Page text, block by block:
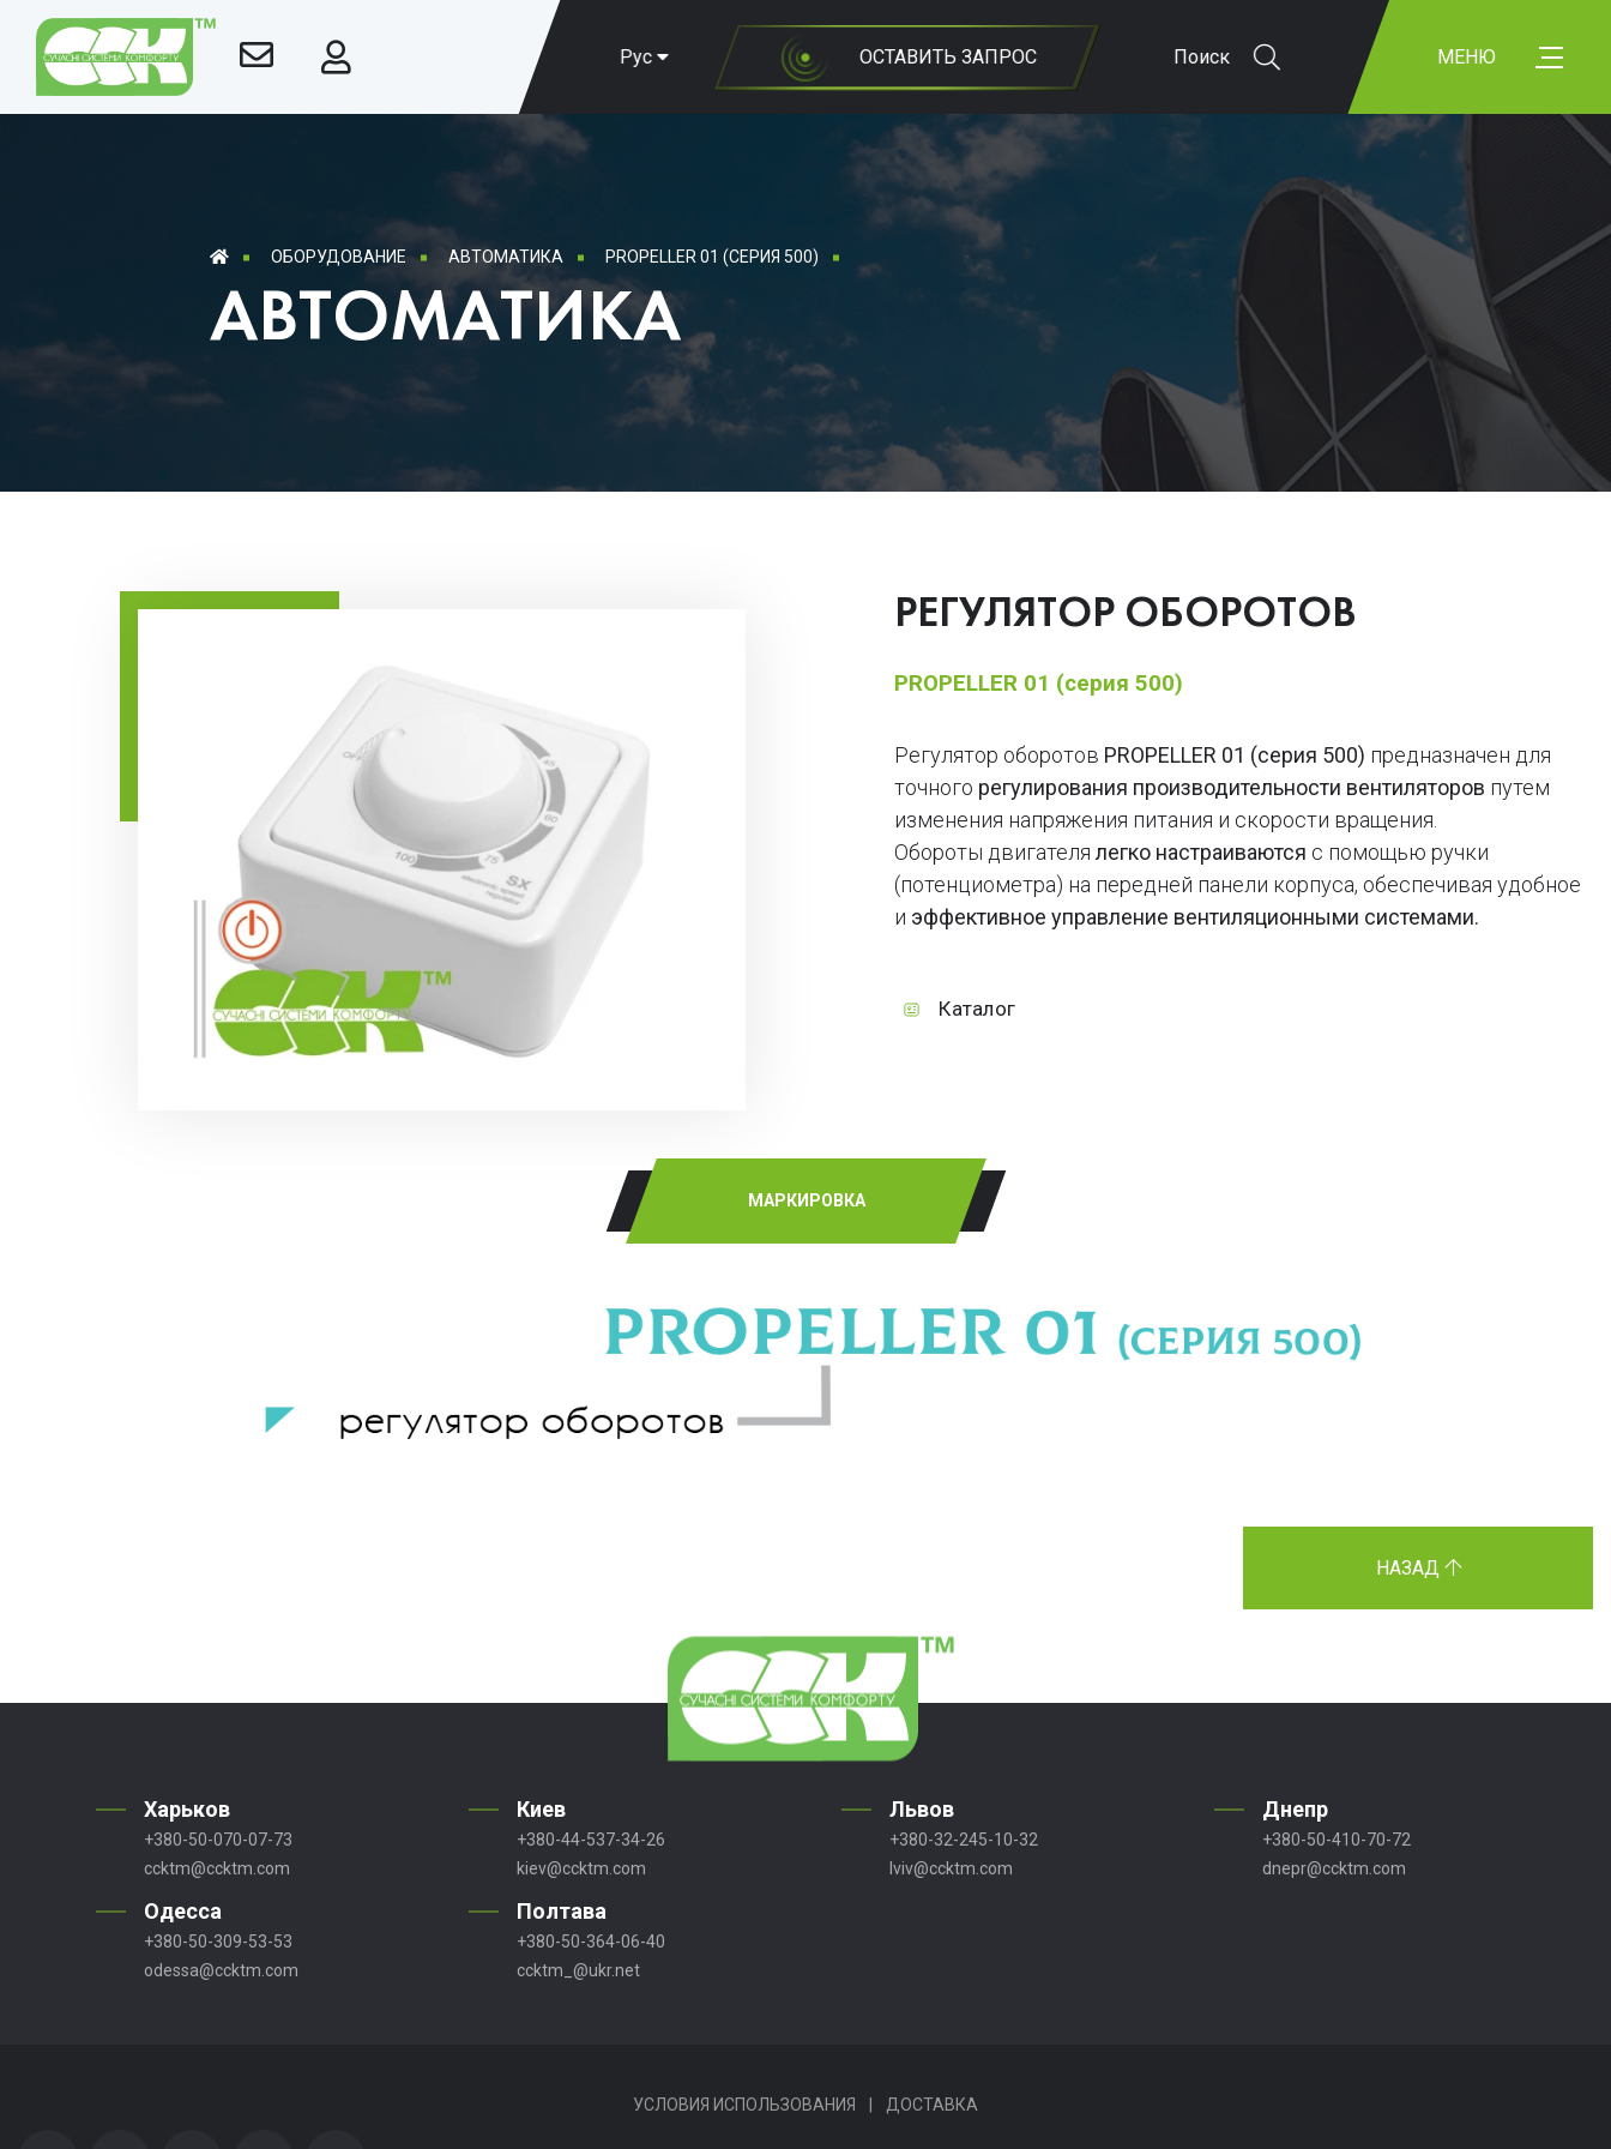
Рус ОСТАВИТЬ ЗАПРОС Поиск МЕНЮ
ОБОРУДОВАНИЕ АВТОМАТИКА PROPELLER 01 (СЕРИЯ 500)
АВТОМАТИКА
РЕГУЛЯТОР ОБОРОТОВ
PROPELLER 01 (серия 500)
Регулятор оборотов PROPELLER 01 (серия 500) предназначен для
точного регулирования производительности вентиляторов путем
изменения напряжения питания и скорости вращения.
Обороты двигателялегко настраиваются с помощью ручки
(потенциометра) на передней панели корпуса, обеспечивая удобное
и эффективное управление вентиляционными системами.
Каталог
МАРКИРОВКА
НАЗАД
Харьков
+380-50-070-07-73
ccktm@ccktm.com
Киев
+380-44-537-34-26
kiev@ccktm.com
Львов
+380-32-245-10-32
lviv@ccktm.com
Днепр
+380-50-410-70-72
dnepr@ccktm.com
Одесса
+380-50-309-53-53
odessa@ccktm.com
Полтава
+380-50-364-06-40
ccktm_@ukr.net
УСЛОВИЯ ИСПОЛЬЗОВАНИЯ ДОСТАВКА